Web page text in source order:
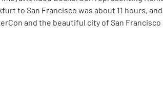
to San Francisco was about 11 hours,
and the beautiful city of San